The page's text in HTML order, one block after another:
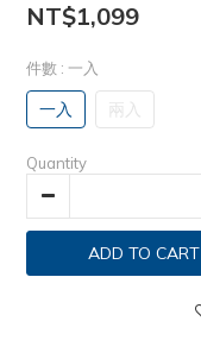
NT$1,099
件數 : 一入
一入 兩入
Quantity
ADD TO CART